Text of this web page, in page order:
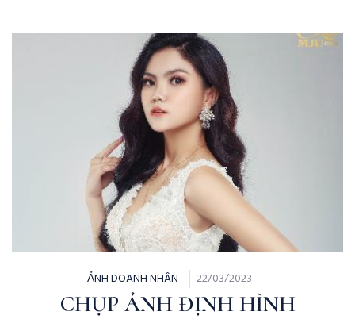
ẢNH DOANH NHÂN 22/03/2023
CHỤP ẢNH ĐỊNH HÌNH